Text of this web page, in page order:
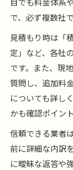
で、必ず複数社
見積もり時は「
定」など、各社
です。また、現
質問し、追加料
についても詳し
かも確認ポイント
信頼できる業者
前に詳細な内訳
に曖昧な返答や